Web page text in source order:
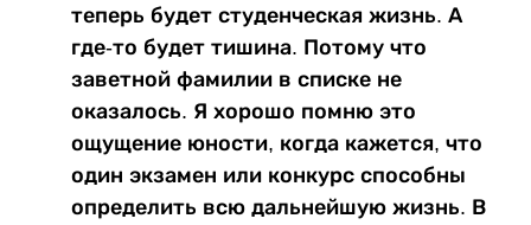
теперь будет студенческая жизнь. А
где-то будет тишина. Потому что
заветной фамилии в списке не
оказалось. Я хорошо помню это
ощущение юности, когда кажется, что
один экзамен или конкурс способны
определить всю дальнейшую жизнь. В